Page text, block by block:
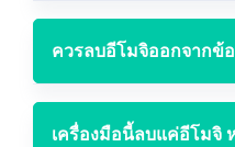
ควรลบอีโมจิออกจากข้
เครื่องมือนี้ลบแค่อีโมจิ